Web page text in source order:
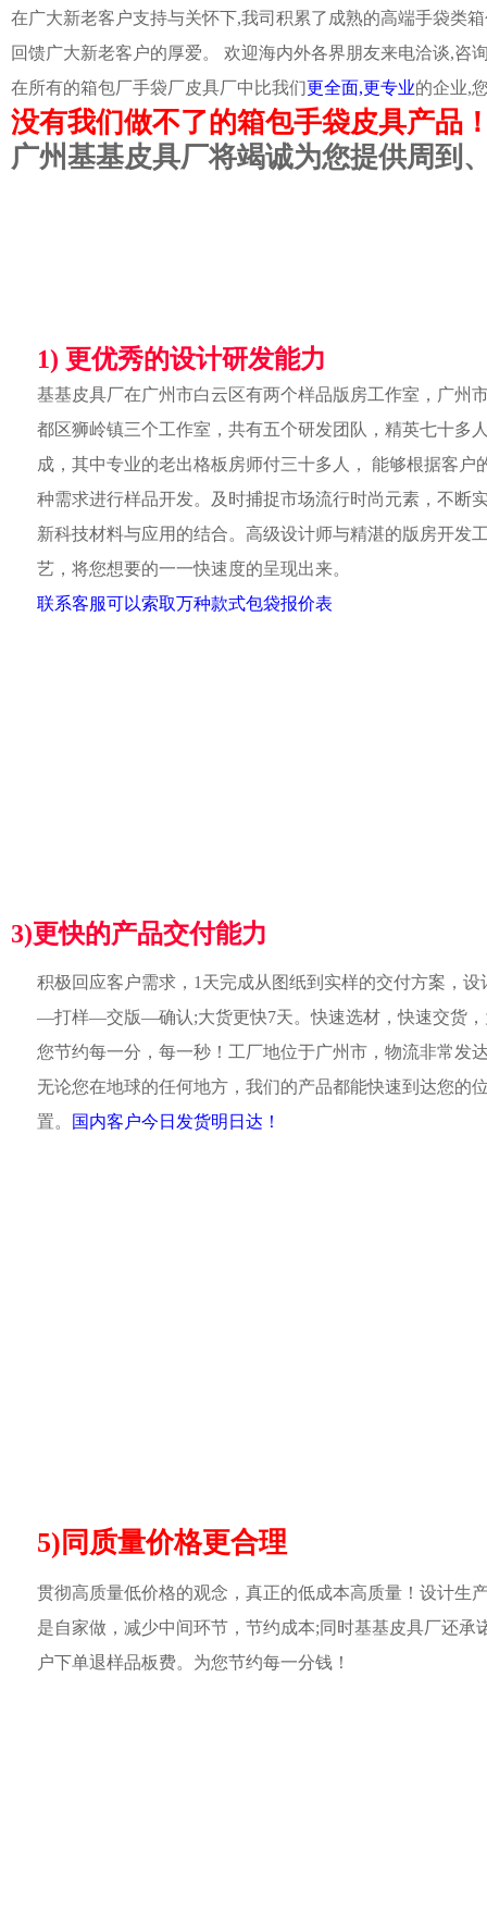
在广大新老客户支持与关怀下,我司积累了成熟的高端手袋类
回馈广大新老客户的厚爱。 欢迎海内外各界朋友来电洽谈,咨
在所有的箱包厂手袋厂皮具厂中比我们更全面,更专业的企业,
没有我们做不了的箱包手袋皮具产品
广州基基皮具厂将竭诚为您提供周到
1) 更优秀的设计研发能力
基基皮具厂在广州市白云区有两个样品版房工作室，广州
都区狮岭镇三个工作室，共有五个研发团队，精英七十多
成，其中专业的老出格板房师付三十多人， 能够根据客户
种需求进行样品开发。及时捕捉市场流行时尚元素，不断
新科技材料与应用的结合。高级设计师与精湛的版房开发
艺，将您想要的一一快速度的呈现出来。
联系客服可以索取万种款式包袋报价表
3)更快的产品交付能力
积极回应客户需求，1天完成从图纸到实样的交付方案，设
—打样—交版—确认;大货更快7天。快速选材，快速交货
您节约每一分，每一秒！工厂地位于广州市，物流非常发
无论您在地球的任何地方，我们的产品都能快速到达您的
置。
国内客户今日发货明日达！
5)同质量价格更合理
贯彻高质量低价格的观念，真正的低成本高质量！设计生
是自家做，减少中间环节，节约成本;同时基基皮具厂还承
户下单退样品板费。为您节约每一分钱！